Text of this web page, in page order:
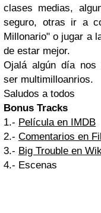
clases medias,
seguro, otras ir a
Millonario" o jugar a
de estar mejor.
Ojalá algún día nos
ser multimilloanrios.
Saludos a todos
Bonus Tracks
1.- Película en IMDB
2.- Comentarios en
3.- Big Trouble en
4.- Escenas